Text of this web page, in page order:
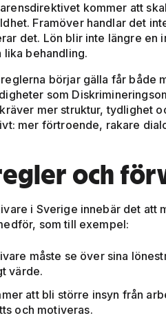
kommer att
Framöver handlar det
det. Lön blir inte längre
lika behandling.
börjar gälla får både
som
mer struktur, tydlighet
mer förtroende, rakare
och
i Sverige innebär det att
som till exempel:
måste se över sina
värde.
att bli större insyn från
och motiveras.